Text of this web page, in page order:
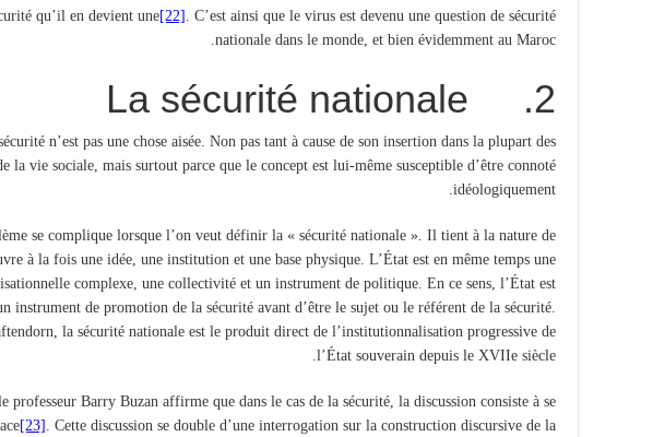
qu’il en devient une[22] . C’est ainsi que le virus est devenu une question de sécurité
nationale dans le monde, et bien évidemment au Maroc.
2. La sécurité nationale
n’est pas une chose aisée. Non pas tant à cause de son insertion dans la plupart des
la vie sociale, mais surtout parce que le concept est lui-même susceptible d’être connoté
idéologiquement.
se complique lorsque l’on veut définir la « sécurité nationale ». Il tient à la nature de
à la fois une idée, une institution et une base physique. L’État est en même temps une
complexe, une collectivité et un instrument de politique. En ce sens, l’État est
instrument de promotion de la sécurité avant d’être le sujet ou le référent de la sécurité.
la sécurité nationale est le produit direct de l’institutionnalisation progressive de
l’État souverain depuis le XVIIe siècle.
professeur Barry Buzan affirme que dans le cas de la sécurité, la discussion consiste à se
[23] . Cette discussion se double d’une interrogation sur la construction discursive de la